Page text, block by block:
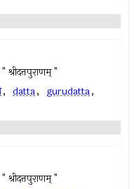
श्रीदत्तपुराणम् "
, datta, gurudatta,
श्रीदत्तपुराणम् "